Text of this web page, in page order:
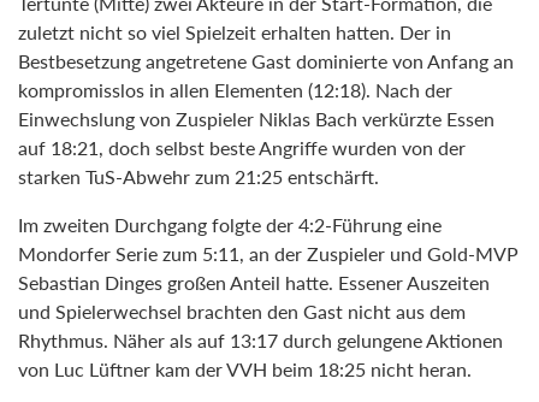
zuletzt nicht so viel Spielzeit erhalten hatten. Der in
Bestbesetzung angetretene Gast dominierte von Anfang an
kompromisslos in allen Elementen (12:18). Nach der
Einwechslung von Zuspieler Niklas Bach verkürzte Essen
auf 18:21, doch selbst beste Angriffe wurden von der
starken TuS-Abwehr zum 21:25 entschärft.
Im zweiten Durchgang folgte der 4:2-Führung eine
Mondorfer Serie zum 5:11, an der Zuspieler und Gold-MVP
Sebastian Dinges großen Anteil hatte. Essener Auszeiten
und Spielerwechsel brachten den Gast nicht aus dem
Rhythmus. Näher als auf 13:17 durch gelungene Aktionen
von Luc Lüftner kam der VVH beim 18:25 nicht heran.